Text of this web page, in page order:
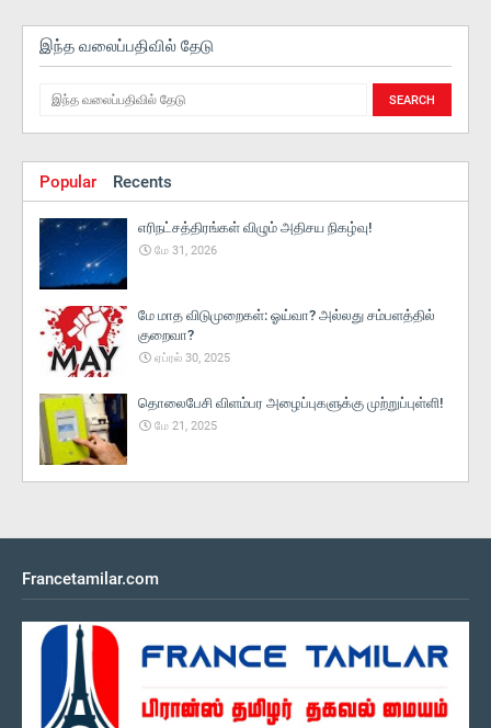
இந்த வலைப்பதிவில் தேடு
Popular Recents
எரிநட்சத்திரங்கள் விழும் அதிசய நிகழ்வு!
மே 31, 2026
மே மாத விடுமுறைகள்: ஓய்வா? அல்லது சம்பளத்தில்
குறைவா?
ஏப்ரல் 30, 2025
தொலைபேசி விளம்பர அழைப்புகளுக்கு முற்றுப்புள்ளி!
மே 21, 2025
Francetamilar.com